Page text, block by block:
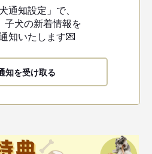
通知設定」で、
子犬の新着情報を
知いたします💌
知を受け取る